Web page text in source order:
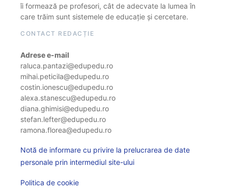
îi formează pe profesori, cât de adecvate la lumea în
care trăim sunt sistemele de educație și cercetare.
CONTACT REDACȚIE
Adrese e-mail
raluca.pantazi@edupedu.ro
mihai.peticila@edupedu.ro
costin.ionescu@edupedu.ro
alexa.stanescu@edupedu.ro
diana.ghimisi@edupedu.ro
stefan.lefter@edupedu.ro
ramona.florea@edupedu.ro
Notă de informare cu privire la prelucrarea de date
personale prin intermediul site-ului
Politica de cookie